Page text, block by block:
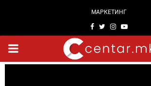
МАРКЕТИНГ
Facebook
TwitterInstagram
Youtube
PRIMARY